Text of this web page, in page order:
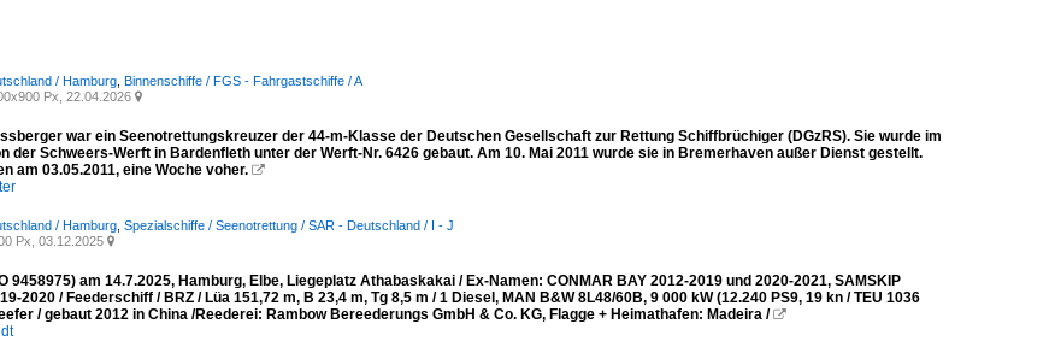
/ Hamburg Binnenschiffe / FGS - Fahrgastschiffe / A
Px, 22.04.2026 
war ein Seenotrettungskreuzer der 44-m-Klasse der Deutschen Gesellschaft zur Rettung Schiffbrüchiger (DGzRS). Sie wurde im
der Schweers-Werft in Bardenfleth unter der Werft-Nr. 6426 gebaut. Am 10. Mai 2011 wurde sie in Bremerhaven außer Dienst gestellt.
am 03.05.2011, eine Woche voher. 
/ Hamburg Spezialschiffe / Seenotrettung / SAR - Deutschland / I - J
Px, 03.12.2025 
9458975) am 14.7.2025, Hamburg, Elbe, Liegeplatz Athabaskakai / Ex-Namen: CONMAR BAY 2012-2019 und 2020-2021, SAMSKIP
2020 / Feederschiff / BRZ / Lüa 151,72 m, B 23,4 m, Tg 8,5 m / 1 Diesel, MAN B&W 8L48/60B, 9 000 kW (12.240 PS9, 19 kn / TEU 1036
/ gebaut 2012 in China /Reederei: Rambow Bereederungs GmbH & Co. KG, Flagge + Heimathafen: Madeira /